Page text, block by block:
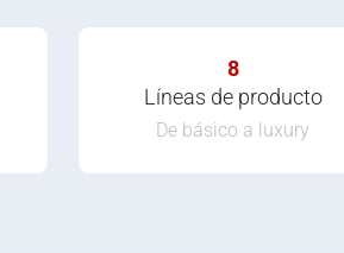
8
Líneas de producto
De básico a luxury